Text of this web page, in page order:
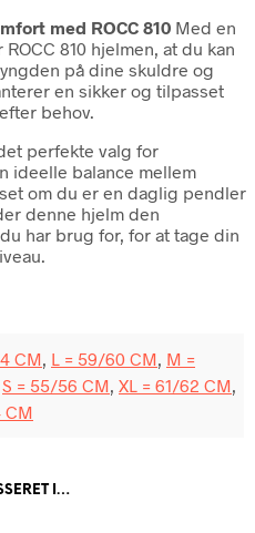
med ROCC 810 Med en
810 hjelmen, at du kan
på dine skuldre og
en sikker og tilpasset
behov.
perfekte valg for
ideelle balance mellem
om du er en daglig pendler
denne hjelm den
har brug for, for at tage din
CM L = 59/60 CM M =
S = 55/56 CM XL = 61/62 CM
CM
I…